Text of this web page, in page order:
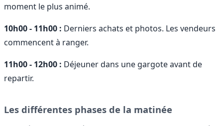
moment le plus animé.
10h00 - 11h00 : Derniers achats et photos. Les vendeurs
commencent à ranger.
11h00 - 12h00 : Déjeuner dans une gargote avant de
repartir.
Les différentes phases de la matinée